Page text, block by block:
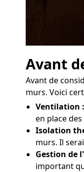
Avant
Avant de
murs. Voici
Ventilation :
en place
Isolation
murs. Il
Gestion de
important